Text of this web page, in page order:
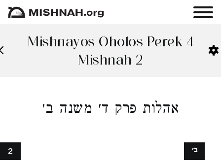
Mishnayos Oholos Perek 4
Mishnah 2
אהלות פרק ד׳ משנה ב׳
2 ב׳